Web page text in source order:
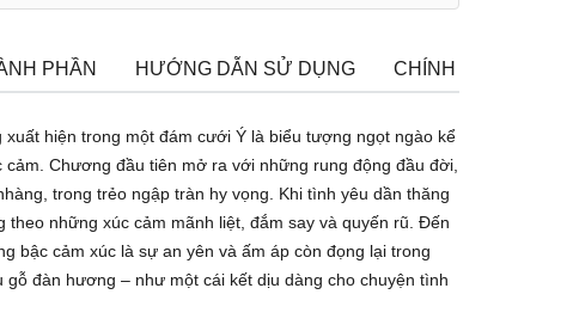
PHẦN HƯỚNG DẪN SỬ DỤNG CHÍNH SÁCH ĐỔI
hiện trong một đám cưới Ý là biểu tượng ngọt ngào kể
Chương đầu tiên mở ra với những rung động đầu đời,
trong trẻo ngập tràn hy vọng. Khi tình yêu dần thăng
theo những xúc cảm mãnh liệt, đắm say và quyến rũ. Đến
bậc cảm xúc là sự an yên và ấm áp còn đọng lại trong
đàn hương – như một cái kết dịu dàng cho chuyện tình